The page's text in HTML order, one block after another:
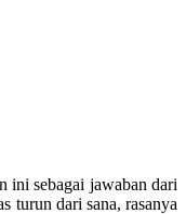
ini sebagai jawaban dari
turun dari sana, rasanya